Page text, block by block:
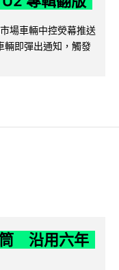
場車輛中控熒幕推送
輛即彈出通知，觸發
筒 沿用六年